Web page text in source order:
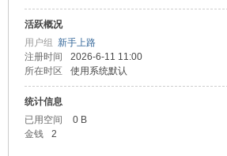
活跃概况
用户组 新手上路
注册时间
2026-6-11 11:00
所在时区
使用系统默认
统计信息
已用空间
0 B
金钱
2